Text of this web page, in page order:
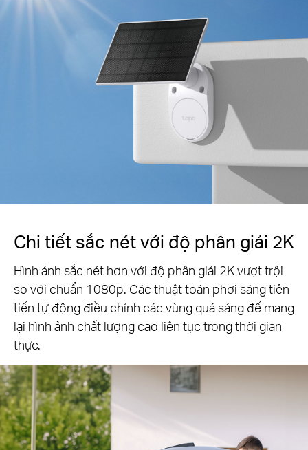
Chi tiết sắc nét với độ phân giải 2K
Hình ảnh sắc nét hơn với độ phân giải 2K vượt trội
so với chuẩn 1080p. Các thuật toán phơi sáng tiên
tiến tự động điều chỉnh các vùng quá sáng để mang
lại hình ảnh chất lượng cao liên tục trong thời gian
thực.